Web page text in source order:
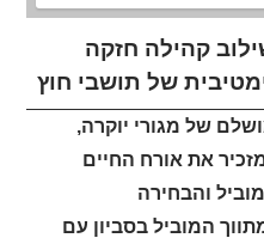
קהילה חזקה
של תושבי חוץ
של מגורי יוקרה,
את אורח החיים
והבחירה
המוביל בסביון עם